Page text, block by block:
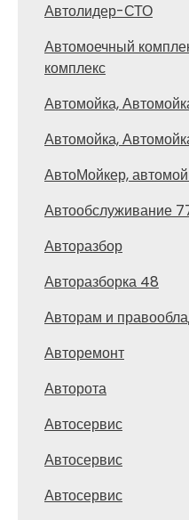
Автолидер-СТО
Автомоечный
комплекс
Автомойка,
Автомойка,
АвтоМойкер,
Автообслуживание
Авторазбор
Авторазборка 48
Авторам и
Авторемонт
Авторота
Автосервис
Автосервис
Автосервис